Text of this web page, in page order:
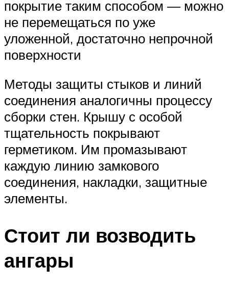
покрытие таким способом — можно
не перемещаться по уже
уложенной, достаточно непрочной
поверхности
Методы защиты стыков и линий
соединения аналогичны процессу
сборки стен. Крышу с особой
тщательность покрывают
герметиком. Им промазывают
каждую линию замкового
соединения, накладки, защитные
элементы.
Стоит ли возводить
ангары